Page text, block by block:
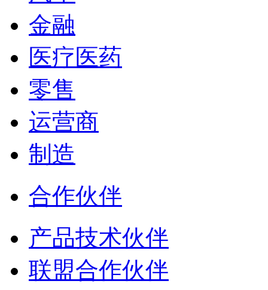
金融
医疗医药
零售
运营商
制造
合作伙伴
产品技术伙伴
联盟合作伙伴